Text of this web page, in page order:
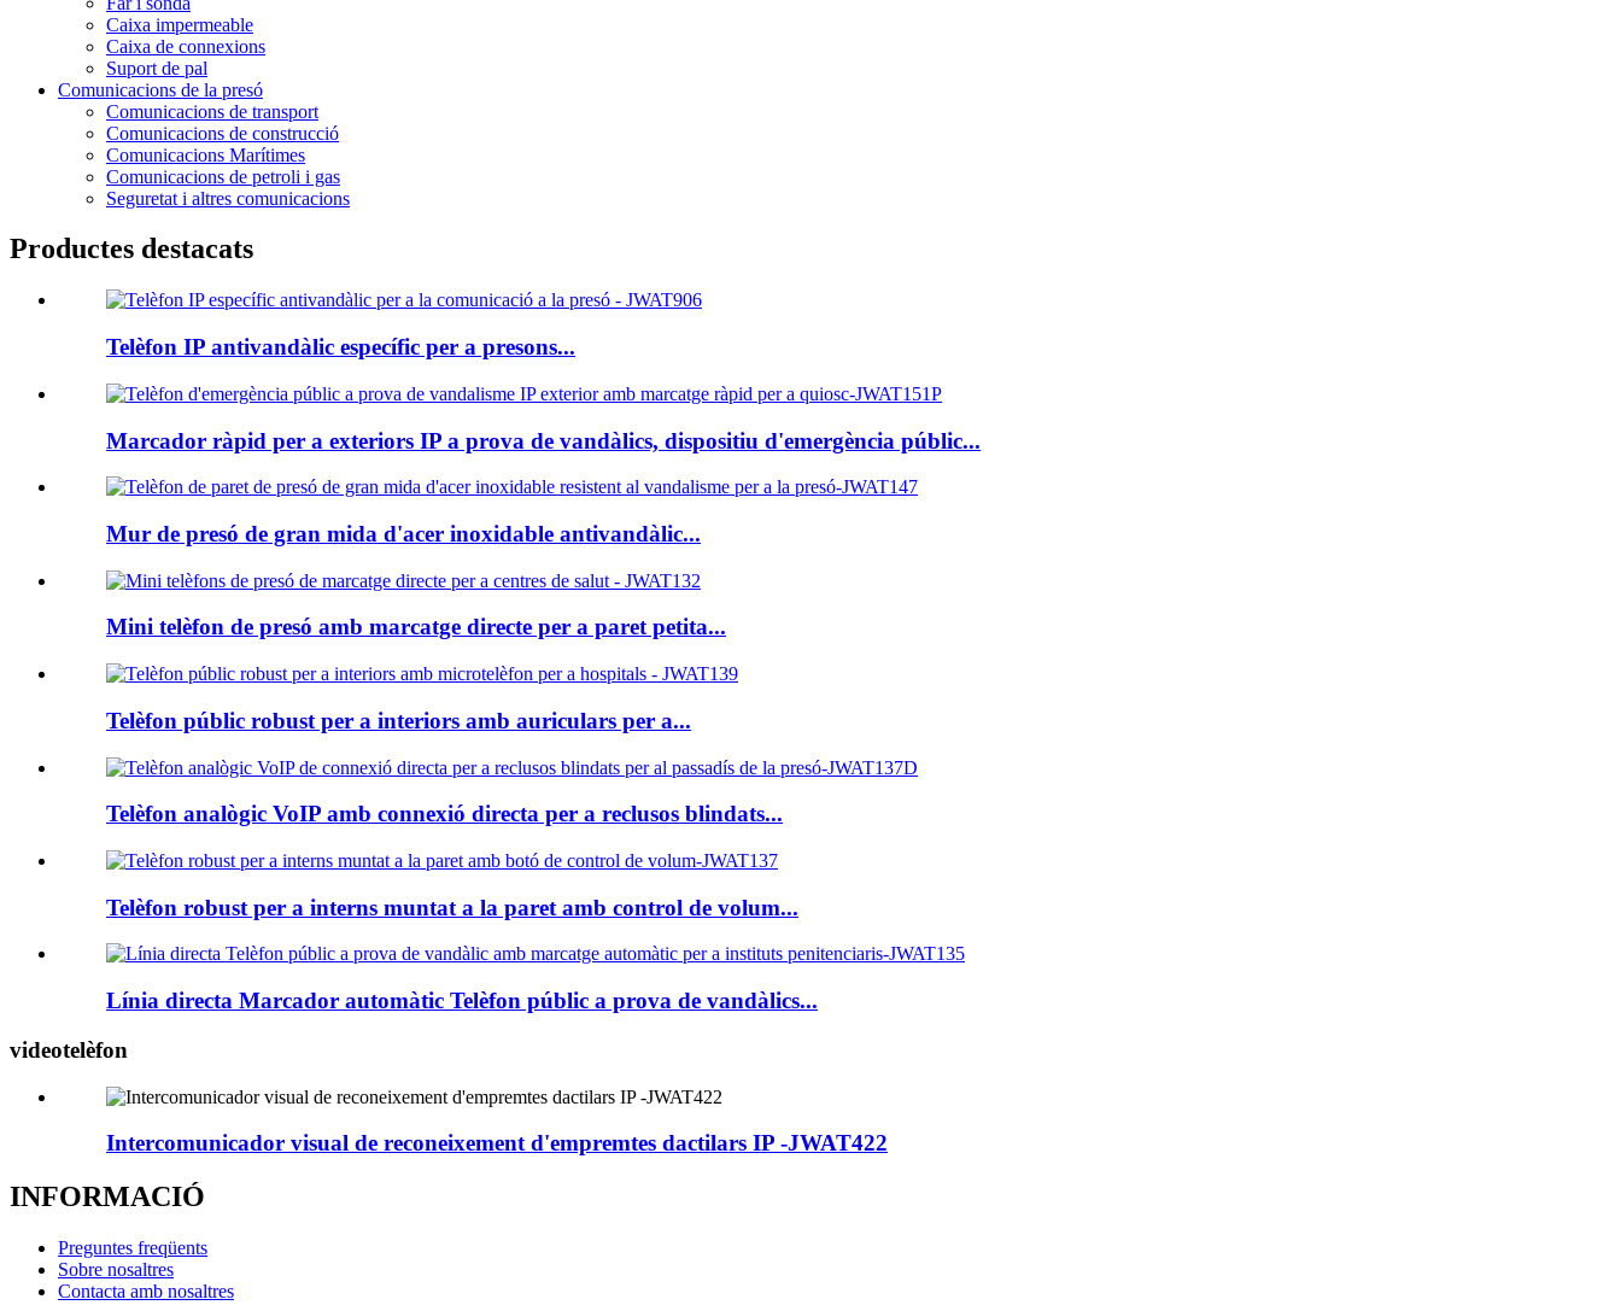
Caixa impermeable
Caixa de connexions
Suport de pal
Comunicacions de la presó
Comunicacions de transport
Comunicacions de construcció
Comunicacions Marítimes
Comunicacions de petroli i gas
Seguretat i altres comunicacions
Productes destacats
Telèfon IP antivandàlic específic per a presons...
Marcador ràpid per a exteriors IP a prova de vandàlics, dispositiu d'emergència públic...
Mur de presó de gran mida d'acer inoxidable antivandàlic...
Mini telèfon de presó amb marcatge directe per a paret petita...
Telèfon públic robust per a interiors amb auriculars per a...
Telèfon analògic VoIP amb connexió directa per a reclusos blindats...
Telèfon robust per a interns muntat a la paret amb control de volum...
Línia directa Marcador automàtic Telèfon públic a prova de vandàlics...
videotelèfon
Intercomunicador visual de reconeixement d'empremtes dactilars IP -JWAT422
INFORMACIÓ
Preguntes freqüents
Sobre nosaltres
Contacta amb nosaltres